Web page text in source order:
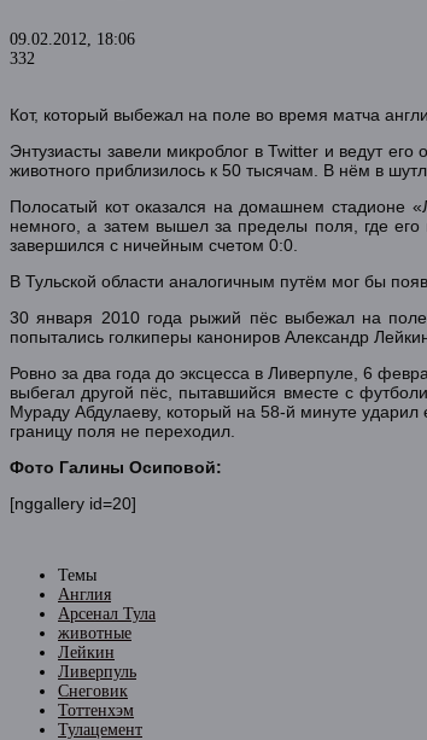
09.02.2012, 18:06
332
Кот, который выбежал на поле во время матча
Энтузиасты завели микроблог в Twitter и ведут его
животного приблизилось к 50 тысячам. В нём в
Полосатый кот оказался на домашнем стадионе
немного, а затем вышел за пределы поля, где его
завершился с ничейным счетом 0:0.
В Тульской области аналогичным путём мог бы
30 января 2010 года рыжий пёс выбежал на
попытались голкиперы канониров Александр
Ровно за два года до эксцесса в Ливерпуле, 6
выбегал другой пёс, пытавшийся вместе с
Мураду Абдулаеву, который на 58-й минуте ударил
границу поля не переходил.
Фото Галины Осиповой:
[nggallery id=20]
Темы
Англия
Арсенал Тула
животные
Лейкин
Ливерпуль
Снеговик
Тоттенхэм
Тулацемент